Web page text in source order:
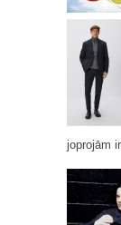
joprojām